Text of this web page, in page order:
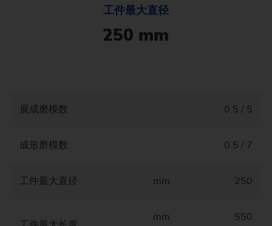
工件最大直径
250 mm
展成磨模数 0.5 / 5
成形磨模数 0.5 / 7
工件最大直径 mm 250
mm 550